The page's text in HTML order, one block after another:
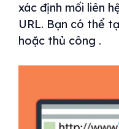
xác định mối liên
URL. Bạn có thể
hoặc thủ công .